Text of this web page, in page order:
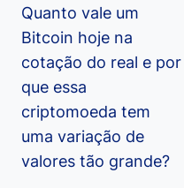
de
Post
Quanto vale um
Bitcoin hoje na
cotação do real e por
que essa
criptomoeda tem
uma variação de
valores tão grande?